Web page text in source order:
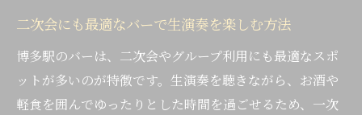
二次会にも最適なバーで生演奏を楽しむ方法
博多駅のバーは、二次会やグループ利用にも最適なスポ
ットが多いのが特徴です。生演奏を聴きながら、お酒や
軽食を囲んでゆったりとした時間を過ごせるため、一次